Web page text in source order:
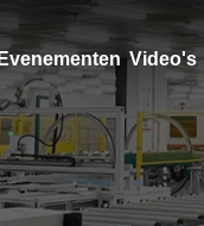
Evenementen Video's